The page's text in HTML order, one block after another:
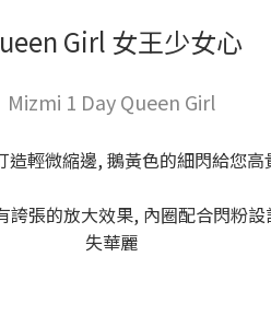
Girl 女王少女心
Mizmi 1 Day Queen Girl
造輕微縮邊, 鵝黃色的細閃給您
張的放大效果, 內圈配合閃粉設
失華麗